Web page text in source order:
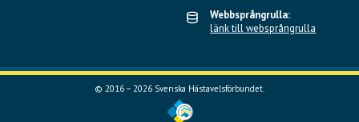
Webbsprångrulla:
länk till websprångrulla
© 2016 – 2026 Svenska Hästavelsförbundet.